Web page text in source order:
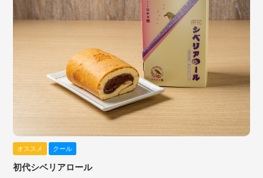
オススメ クール
初代シベリアロール